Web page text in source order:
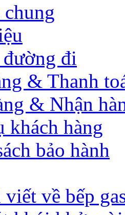
đi
& Thanh
& Nhận
khách hàng
bảo hành
viết về bếp